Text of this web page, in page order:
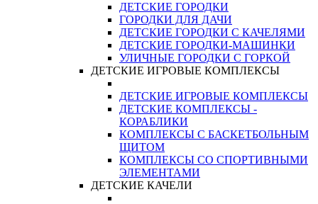
ДЕТСКИЕ ГОРОДКИ
ГОРОДКИ ДЛЯ ДАЧИ
ДЕТСКИЕ ГОРОДКИ С КАЧЕЛЯМИ
ДЕТСКИЕ ГОРОДКИ-МАШИНКИ
УЛИЧНЫЕ ГОРОДКИ С ГОРКОЙ
ДЕТСКИЕ ИГРОВЫЕ КОМПЛЕКСЫ
ДЕТСКИЕ ИГРОВЫЕ КОМПЛЕКСЫ
ДЕТСКИЕ КОМПЛЕКСЫ -
КОРАБЛИКИ
КОМПЛЕКСЫ С БАСКЕТБОЛЬНЫМ
ЩИТОМ
КОМПЛЕКСЫ СО СПОРТИВНЫМИ
ЭЛЕМЕНТАМИ
ДЕТСКИЕ КАЧЕЛИ